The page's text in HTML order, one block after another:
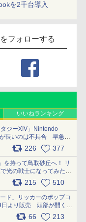
を2千台導入
フォローする
いいねランキング
タジーXIV」Nintendo
長いのは不具合 早急に
よう対応中226 377
を持って鳥取砂丘へ！ リ
で光の戦士になってみた
215 510
ド」リッカーのポップコ
日より販売 頭部が開く仕
う「味噌フレーバー」
66 213